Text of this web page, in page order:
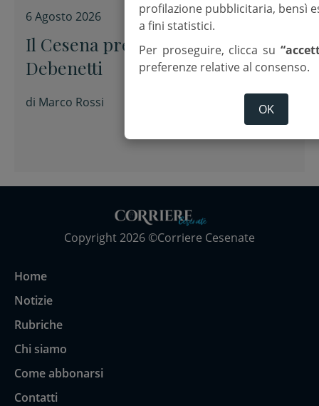
6 Agosto 2026
Il Cesena presenta Alessandro
Debenetti
di Marco Rossi
Copyright 2026 ©Corriere Cesenate
Home
Notizie
Rubriche
Chi siamo
Come abbonarsi
Contatti
profilazione pubblicitaria, bensì
a fini statistici.
Per proseguire, clicca su
preferenze relative al consenso.
OK